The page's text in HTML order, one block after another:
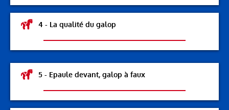
4 - La qualité du galop
5 - Epaule devant, galop à faux